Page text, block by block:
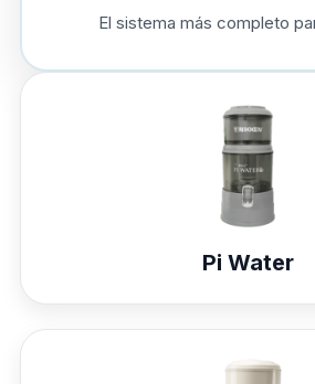
El sistema más completo
Pi Water